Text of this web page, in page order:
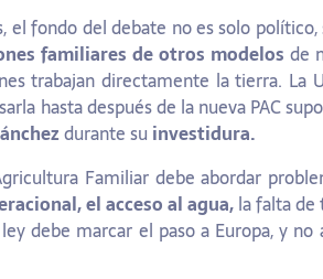
el fondo del debate no es solo
familiares de otros modelos de
trabajan directamente la tierra. La
hasta después de la nueva PAC
durante su investidura.
Familiar debe abordar
el acceso al agua,la falta de
ley debe marcar el paso a Europa, y